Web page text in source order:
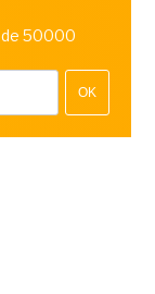
de 50000
OK